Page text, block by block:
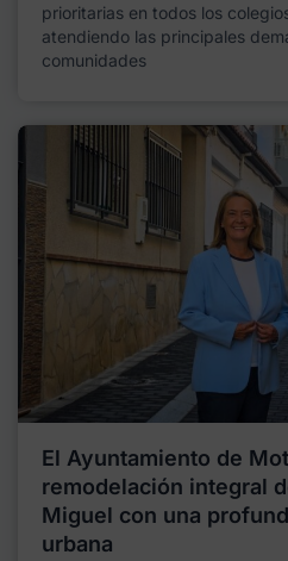
prioritarias en todos los
atendiendo las principales
comunidades
El Ayuntamiento de
remodelación integral
Miguel con una
urbana